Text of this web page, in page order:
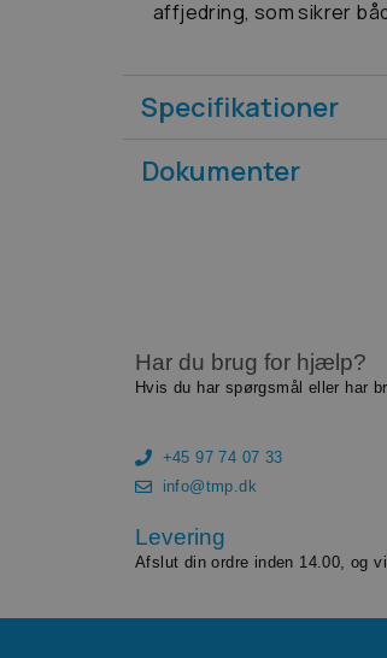
affjedring, som sikrer
Specifikationer
Dokumenter
Har du brug for hjælp?
Hvis du har spørgsmål eller har
+45 97 74 07 33
info@tmp.dk
Levering
Afslut din ordre inden 14.00, og